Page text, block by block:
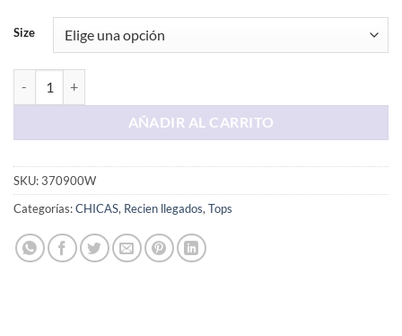
Size
AÑADIR AL CARRITO
SKU:370900W
Categorías:CHICAS, Recien llegados, Tops